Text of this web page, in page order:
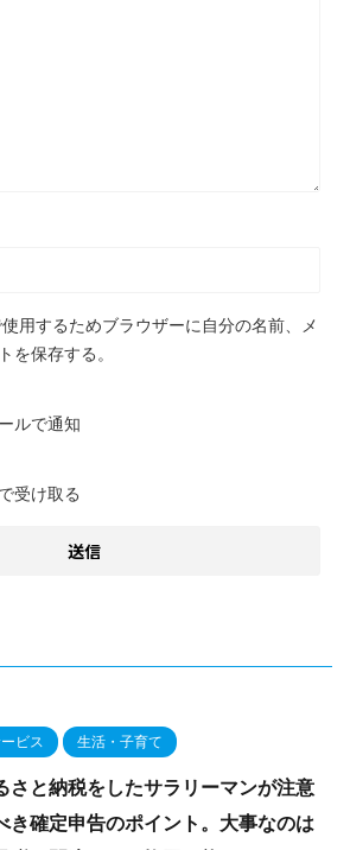
用するためブラウザーに自分の名前、メ
を保存する。
ルで通知
受け取る
ビス 生活・子育て
さと納税をしたサラリーマンが注意
き確定申告のポイント。大事なのは